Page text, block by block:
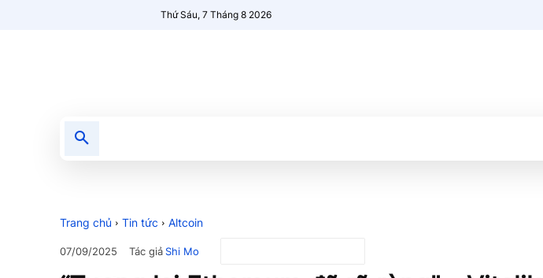
Thứ Sáu, 7 Tháng 8 2026
Trang chủ Tin tức Altcoin
07/09/2025 Tác giảShi Mo